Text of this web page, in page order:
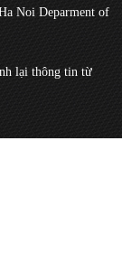
Noi Deparment of
lại thông tin từ